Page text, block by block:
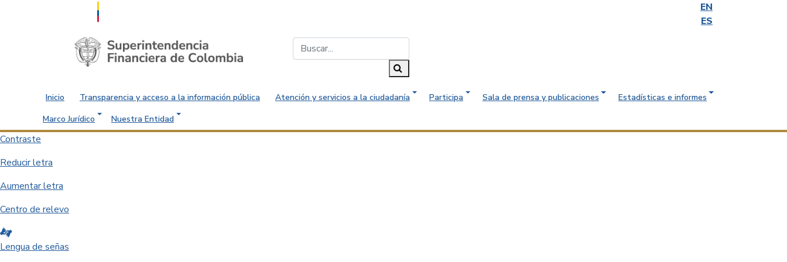
EN
ES
Saltar al contenido principal
Inicio Transparencia y acceso a la información pública Atención y servicios a la ciudadanía Participa Sala de prensa y publicaciones
Estadísticas e informes
Marco Jurídico
Nuestra Entidad
Contraste
Reducir letra
Aumentar letra
Centro de relevo
Lengua de señas